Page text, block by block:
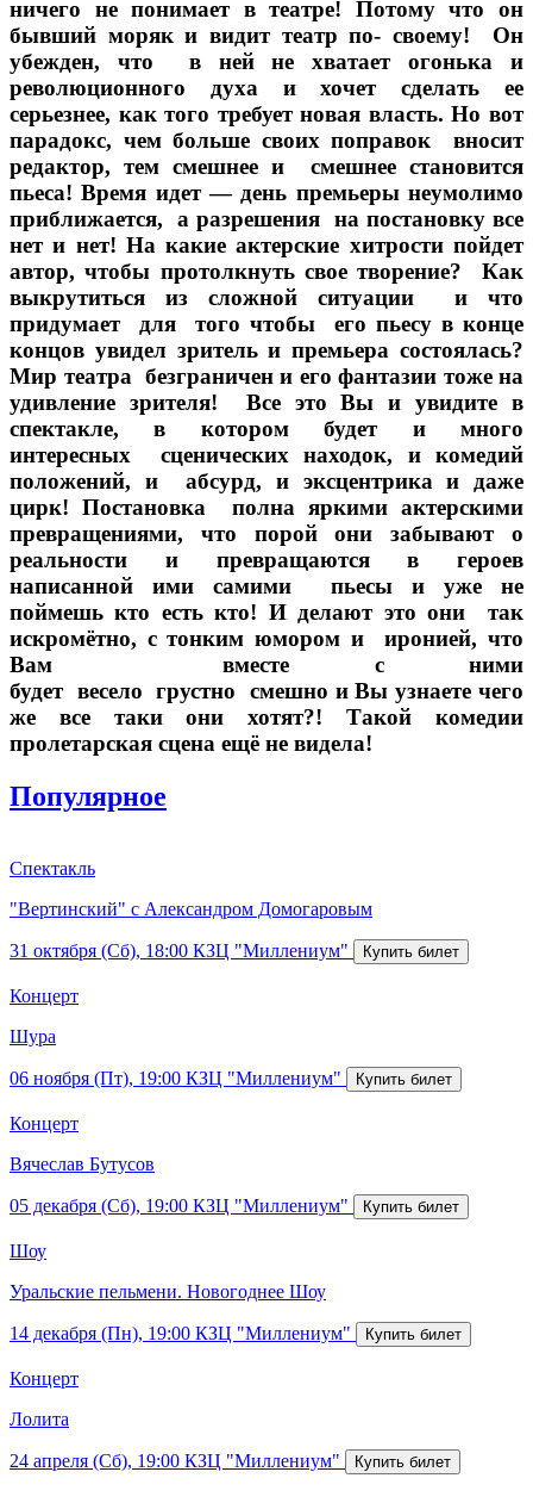
ничего не понимает в театре! Потому что он
бывший моряк и видит театр по- своему! Он
убежден, что в ней не хватает огонька и
революционного духа и хочет сделать ее
серьезнее, как того требует новая власть. Но вот
парадокс, чем больше своих поправок вносит
редактор, тем смешнее и смешнее становится
пьеса! Время идет — день премьеры неумолимо
приближается, а разрешения на постановку все
нет и нет! На какие актерские хитрости пойдет
автор, чтобы протолкнуть свое творение? Как
выкрутиться из сложной ситуации и что
придумает для того чтобы его пьесу в конце
концов увидел зритель и премьера состоялась?
Мир театра безграничен и его фантазии тоже на
удивление зрителя! Все это Вы и увидите в
спектакле, в котором будет и много
интересных сценических находок, и комедий
положений, и абсурд, и эксцентрика и даже
цирк! Постановка полна яркими актерскими
превращениями, что порой они забывают о
реальности и превращаются в героев
написанной ими самими пьесы и уже не
поймешь кто есть кто! И делают это они так
искромётно, с тонким юмором и иронией, что
Вам вместе с ними
будет весело грустно смешно и Вы узнаете чего
же все таки они хотят?! Такой комедии
пролетарская сцена ещё не видела!
Популярное
Спектакль
"Вертинский" с Александром Домогаровым
31 октября (Сб), 18:00 КЗЦ "Миллениум"
Концерт
Шура
06 ноября (Пт), 19:00 КЗЦ "Миллениум"
Концерт
Вячеслав Бутусов
05 декабря (Сб), 19:00 КЗЦ "Миллениум"
Шоу
Уральские пельмени. Новогоднее Шоу
14 декабря (Пн), 19:00 КЗЦ "Миллениум"
Концерт
Лолита
24 апреля (Сб), 19:00 КЗЦ "Миллениум"